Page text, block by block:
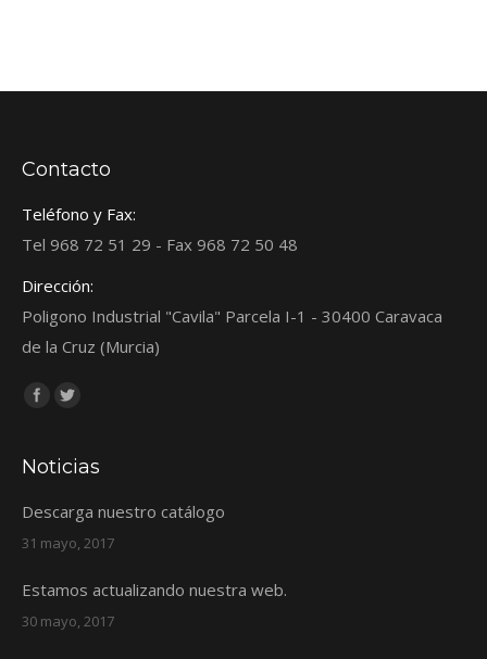
Contacto
Teléfono y Fax:
Tel 968 72 51 29 - Fax 968 72 50 48
Dirección:
Poligono Industrial "Cavila" Parcela I-1 - 30400 Caravaca
de la Cruz (Murcia)
Encuéntranos en:
Facebook
Twitter
Noticias
Descarga nuestro catálogo
31 mayo, 2017
Estamos actualizando nuestra web.
30 mayo, 2017